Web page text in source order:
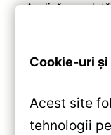
Analiză
Cookie-uri
Acest site
tehnologii